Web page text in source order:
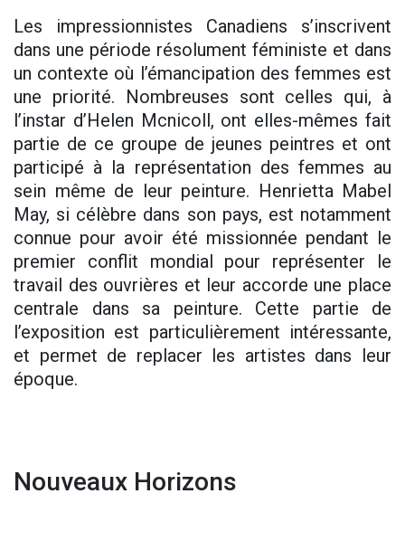
Les impressionnistes Canadiens s’inscrivent
dans une période résolument féministe et dans
un contexte où l’émancipation des femmes est
une priorité. Nombreuses sont celles qui, à
l’instar d’Helen Mcnicoll, ont elles-mêmes fait
partie de ce groupe de jeunes peintres et ont
participé à la représentation des femmes au
sein même de leur peinture. Henrietta Mabel
May, si célèbre dans son pays, est notamment
connue pour avoir été missionnée pendant le
premier conflit mondial pour représenter le
travail des ouvrières et leur accorde une place
centrale dans sa peinture. Cette partie de
l’exposition est particulièrement intéressante,
et permet de replacer les artistes dans leur
époque.
Nouveaux Horizons